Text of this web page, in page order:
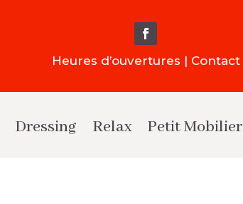
Heures d’ouvertures | Contact
Dressing Relax Petit Mobilier